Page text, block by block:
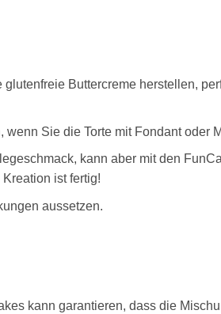
Buttercreme herstellen,
Sie die Torte mit Fondant oder
kann aber mit den
ist fertig!
aussetzen.
kann garantieren, dass die